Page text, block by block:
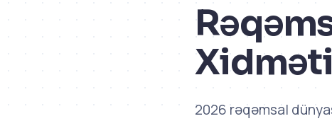
2026 rəqəmsal